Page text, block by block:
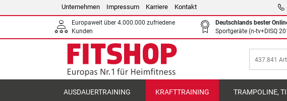
Unternehmen Impressum Karriere Kontakt
Europaweit über 4.000.000 zufriedene
Kunden
Deutschlands bester
Sportgeräte (n-tv+DISQ
AUSDAUERTRAINING KRAFTTRAINING TRAMPOLINE,